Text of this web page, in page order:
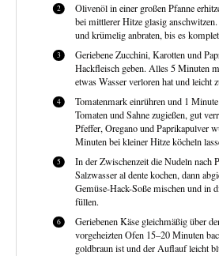
Olivenöl in einer großen Pfanne
bei mittlerer Hitze glasig
und krümelig anbraten, bis es
Geriebene Zucchini, Karotten und
Hackfleisch geben. Alles 5 Minuten
etwas Wasser verloren hat und leicht
Tomatenmark einrühren und 1
Tomaten und Sahne zugießen, gut
Pfeffer, Oregano und Paprikapulver
Minuten bei kleiner Hitze köcheln
In der Zwischenzeit die Nudeln nach
Salzwasser al dente kochen, dann
Gemüse-Hack-Soße mischen und in
füllen.
Geriebenen Käse gleichmäßig über
vorgeheizten Ofen 15–20 Minuten
goldbraun ist und der Auflauf leicht